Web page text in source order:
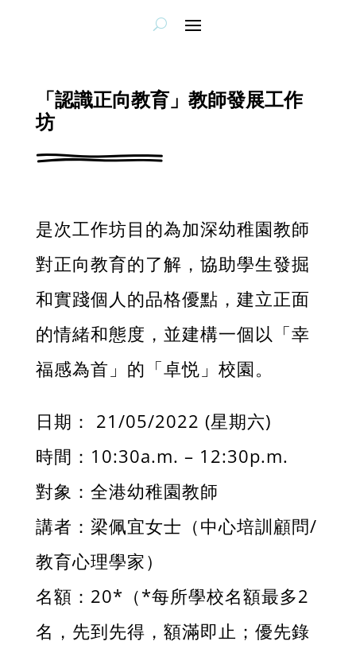
「認識正向教育」教師發展工作
坊
是次工作坊目的為加深幼稚園教師
對正向教育的了解，協助學生發掘
和實踐個人的品格優點，建立正面
的情緒和態度，並建構一個以「幸
福感為首」的「卓悦」校園。
日期： 21/05/2022 (星期六)
時間：10:30a.m. – 12:30p.m.
對象：全港幼稚園教師
講者：梁佩宜女士（中心培訓顧問/
教育心理學家）
名額：20*（*每所學校名額最多2
名，先到先得，額滿即止；優先錄